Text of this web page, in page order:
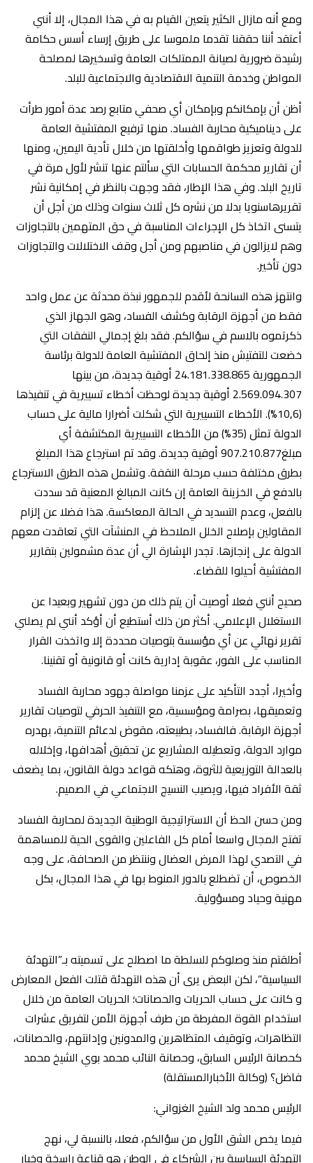
‎ومع أنه مازال الكثير يتعين القيام به في هذا المجال، إلا أنني
أعتقد أننا حققنا تقدما ملموسا على طريق إرساء أسس حكامة
رشيدة ضرورية لصيانة الممتلكات العامة وتسخيرها لمصلحة
المواطن وخدمة التنمية الاقتصادية والاجتماعية للبلد.
‎أظن أن بإمكانكم وبإمكان أي صحفي متابع رصد عدة أمور طرأت
على ديناميكية محاربة الفساد. منها ترفيع المفتشية العامة
للدولة وتعزيز طواقمها وأخلقتها من خلال تأدية اليمين، ومنها
أن تقارير محكمة الحسابات التي سألتم عنها تنشر لأول مرة في
تاريخ البلد. وفي هذا الإطار، فقد وجهت بالنظر في إمكانية نشر
تقريرهاسنويا بدلا من نشره كل ثلاث سنوات وذلك من أجل أن
يتسنى اتخاذ كل الإجراءات المناسبة في حق المتهمين بالتجاوزات
وهم لايزالون في مناصبهم ومن أجل وقف الاختلالات والتجاوزات
دون تأخير.
وانتهز هذه السانحة لأقدم للجمهور نبذة محدثة عن عمل واحد
فقط من أجهزة الرقابة وكشف الفساد، وهو الجهاز الذي
ذكرتموه بالاسم في سؤالكم. فقد بلغ إجمالي النفقات التي
خضعت للتفتيش منذ إلحاق المفتشية العامة للدولة برئاسة
الجمهورية 24.181.338.865 أوقية جديدة، من بينها
2.569.094.307 أوقية جديدة لوحظت أخطاء تسييرية في تنفيذها
(10,6%). الأخطاء التسييرية التي شكلت أضرارا مالية على حساب
الدولة تمثل (35%) من الأخطاء التسييرية المكتشفة أي
مبلغ907.210.877 أوقية جديدة. وقد تم استرجاع هذا المبلغ
بطرق مختلفة حسب مرحلة النقفة. وتشمل هذه الطرق الاسترجاع
بالدفع في الخزينة العامة إن كانت المبالغ المعنية قد سددت
بالفعل، وعدم التسديد في الحالة المعاكسة. هذا فضلا عن إلزام
المقاولين بإصلاح الخلل الملاحظ في المنشآت التي تعاقدت معهم
الدولة على إنجازها. تجدر الإشارة الي أن عدة مشمولين بتقارير
المفتشية أحيلوا للقضاء.
‎صحيح أنني فعلا أوصيت أن يتم ذلك من دون تشهير وبعيدا عن
الاستغلال الإعلامي. أكثر من ذلك أستطيع أن أؤكد أنني لم يصلني
تقرير نهائي عن أي مؤسسة بتوصيات محددة إلا واتخذت القرار
المناسب على الفور، عقوبة إدارية كانت أو قانونية أو تقنينا.
‎وأخيرا، أجدد التأكيد على عزمنا مواصلة جهود محاربة الفساد
وتعميقها، بصرامة ومؤسسية، مع التنفيذ الحرفي لتوصيات تقارير
أجهزة الرقابة. فالفساد، بطبيعته، مقوض لدعائم التنمية، بهدره
موارد الدولة، وتعطيله المشاريع عن تحقيق أهدافها، وإخلاله
بالعدالة التوزيعية للثروة، وهتكه قواعد دولة القانون، بما يضعف
ثقة الأفراد فيها، ويصيب النسيج الاجتماعي في الصميم.
‎ومن حسن الحظ أن الاستراتيجية الوطنية الجديدة لمحاربة الفساد
تفتح المجال واسعا أمام كل الفاعلين والقوى الحية للمساهمة
في التصدي لهذا المرض العضال وننتظر من الصحافة، على وجه
الخصوص، أن تضطلع بالدور المنوط بها في هذا المجال، بكل
مهنية وحياد ومسؤولية.
أطلقتم منذ وصلوكم للسلطة ما اصطلح على تسميته بـ”التهدئة
السياسية”، لكن البعض يرى أن هذه التهدئة قتلت الفعل المعارض
و كانت على حساب الحريات والحصانات؛ الحريات العامة من خلال
استخدام القوة المفرطة من طرف أجهزة الأمن لتفريق عشرات
التظاهرات، وتوقيف المتظاهرين والمدونين وإدانتهم، والحصانات،
كحصانة الرئيس السابق، وحصانة النائب محمد بوي الشيخ محمد
فاضل؟ (وكالة الأخبارالمستقلة)
فيما يخص الشق الأول من سؤالكم، فعلا، بالنسبة لي، نهج
التهدئة السياسية بين الشركاء في الوطن هو قناعة راسخة وخيار